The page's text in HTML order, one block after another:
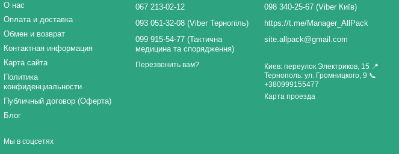
О нас
Оплата и доставка
Обмен и возврат
Контактная информация
Карта сайта
Политика
конфиденциальности
Публичный договор (Оферта)
Блог
Мы в соцсетях
067 213-02-12
093 051-32-08 (Viber Тернопіль)
099 915-54-77 (Тактична
медицина та спорядження)
Перезвонить вам?
098 340-25-67 (Viber Київ)
https://t.me/Manager_AllPack
site.allpack@gmail.com
Киев: переулок Электриков, 15 📍
Тернополь: ул. Громницкого, 9 📞
+380999155477
Карта проезда